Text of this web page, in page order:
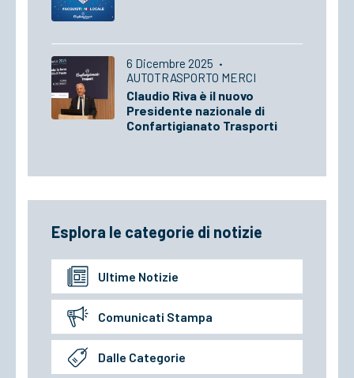
6 Dicembre 2025 ·
AUTOTRASPORTO MERCI
Claudio Riva è il nuovo
Presidente nazionale di
Confartigianato Trasporti
Esplora le categorie di notizie
Ultime Notizie
Comunicati Stampa
Dalle Categorie